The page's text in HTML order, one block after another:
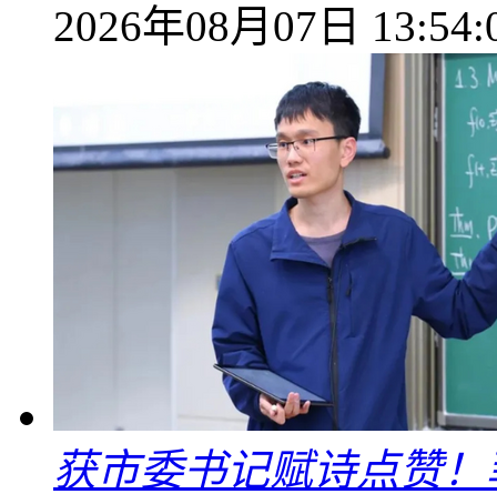
2026年08月07日
获市委书记赋诗点赞